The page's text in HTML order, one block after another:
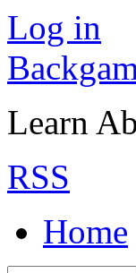
Log in
Learn
RSS
Home